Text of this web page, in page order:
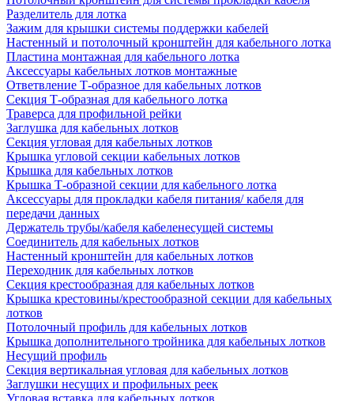
Разделитель для лотка
Зажим для крышки системы поддержки кабелей
Настенный и потолочный кронштейн для кабельного лотка
Пластина монтажная для кабельного лотка
Аксессуары кабельных лотков монтажные
Ответвление Т-образное для кабельных лотков
Секция Т-образная для кабельного лотка
Траверса для профильной рейки
Заглушка для кабельных лотков
Секция угловая для кабельных лотков
Крышка угловой секции кабельных лотков
Крышка для кабельных лотков
Крышка Т-образной секции для кабельного лотка
Аксессуары для прокладки кабеля питания/ кабеля для
передачи данных
Держатель трубы/кабеля кабеленесущей системы
Соединитель для кабельных лотков
Настенный кронштейн для кабельных лотков
Переходник для кабельных лотков
Секция крестообразная для кабельных лотков
Крышка крестовины/крестообразной секции для кабельных
лотков
Потолочный профиль для кабельных лотков
Крышка дополнительного тройника для кабельных лотков
Несущий профиль
Секция вертикальная угловая для кабельных лотков
Заглушки несущих и профильных реек
Угловая вставка для кабельных лотков